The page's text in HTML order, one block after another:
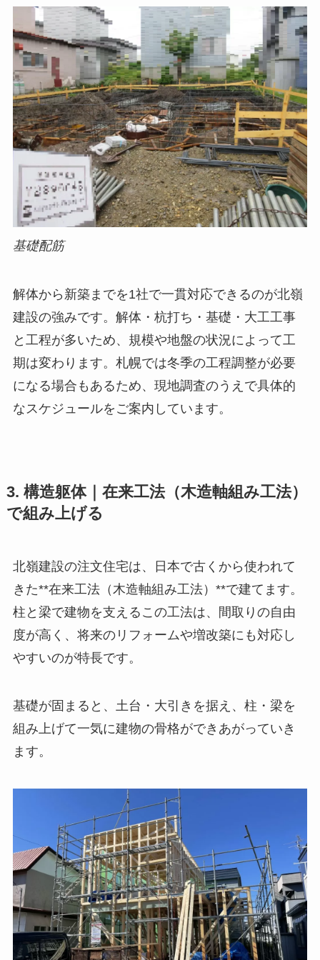
基礎配筋
解体から新築までを1社で一貫対応できるのが北嶺
建設の強みです。解体・杭打ち・基礎・大工工事
と工程が多いため、規模や地盤の状況によって工
期は変わります。札幌では冬季の工程調整が必要
になる場合もあるため、現地調査のうえで具体的
なスケジュールをご案内しています。
3. 構造躯体｜在来工法（木造軸組み工法）
で組み上げる
北嶺建設の注文住宅は、日本で古くから使われて
きた**在来工法（木造軸組み工法）**で建てます。
柱と梁で建物を支えるこの工法は、間取りの自由
度が高く、将来のリフォームや増改築にも対応し
やすいのが特長です。
基礎が固まると、土台・大引きを据え、柱・梁を
組み上げて一気に建物の骨格ができあがっていき
ます。